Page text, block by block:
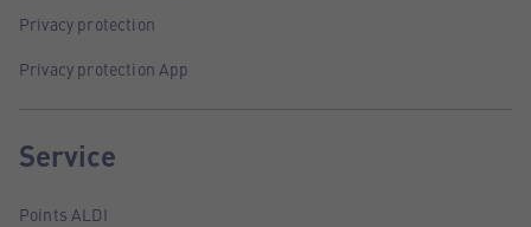
Privacy protection
Privacy protection App
Service
Points ALDI